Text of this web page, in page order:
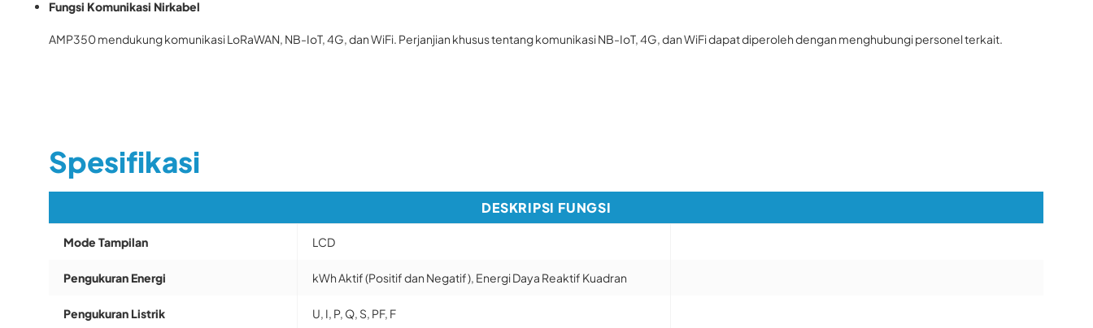
Fungsi Komunikasi Nirkabel
AMP350 mendukung komunikasi LoRaWAN, NB-IoT, 4G, dan WiFi. Perjanjian khusus tentang komunikasi NB-IoT, 4G, dan WiFi dapat diperoleh dengan menghubungi personel terkait.
Spesifikasi
DESKRIPSI FUNGSI
Mode Tampilan LCD
Pengukuran Energi kWh Aktif (Positif dan Negatif), Energi Daya Reaktif Kuadran
Pengukuran Listrik U, I, P, Q, S, PF, F